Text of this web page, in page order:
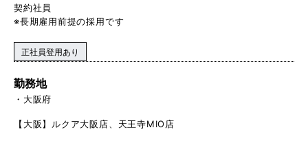
契約社員
※長期雇用前提の採用です
正社員登用あり
勤務地
大阪府
【大阪】ルクア大阪店、天王寺MIO店